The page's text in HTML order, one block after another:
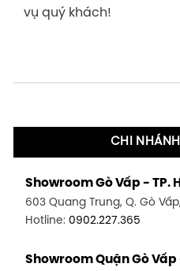
vụ quý khách!
CHI
Showroom Gò Vấp - TP.
603 Quang Trung, Q. Gò
Hotline: 0902.227.365
Showroom Quận Gò Vấp